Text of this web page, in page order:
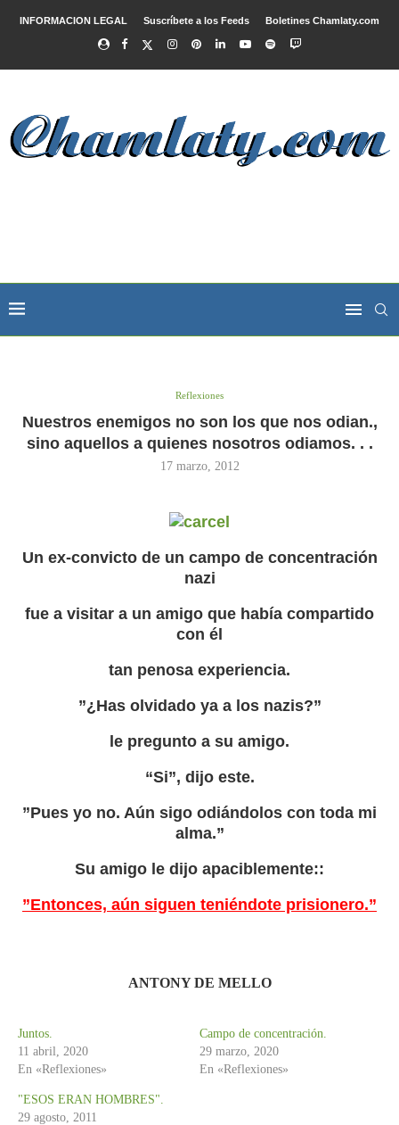
INFORMACION LEGAL Suscríbete a los Feeds Boletines Chamlaty.com
Reflexiones
Nuestros enemigos no son los que nos odian.,
sino aquellos a quienes nosotros odiamos. . .
17 marzo, 2012
Un ex-convicto de un campo de concentración
nazi
fue a visitar a un amigo que había compartido
con él
tan penosa experiencia.
”¿Has olvidado ya a los nazis?”
le pregunto a su amigo.
“Si”, dijo este.
”Pues yo no. Aún sigo odiándolos con toda mi
alma.”
Su amigo le dijo apaciblemente::
”Entonces, aún siguen teniéndote prisionero.”
ANTONY DE MELLO
Juntos.
11 abril, 2020
En «Reflexiones»
Campo de concentración.
29 marzo, 2020
En «Reflexiones»
"ESOS ERAN HOMBRES".
29 agosto, 2011